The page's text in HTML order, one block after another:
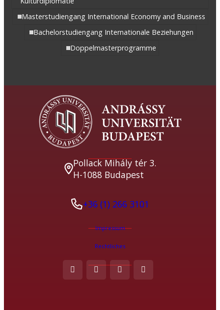
Masterstudiengang International Economy and Business
Bachelorstudiengang Internationale Beziehungen
Doppelmasterprogramme
Pollack Mihály tér 3.
H-1088 Budapest
+36 (1) 266 3101
Impressum
Rechtliches